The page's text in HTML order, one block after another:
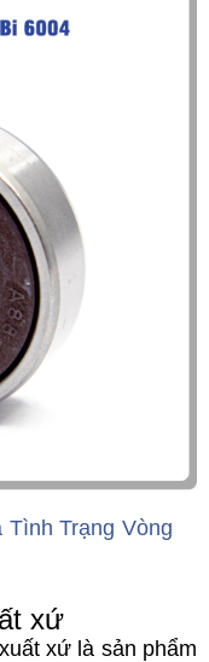
Tình Trạng Vòng
xứ
xứ là sản phẩm